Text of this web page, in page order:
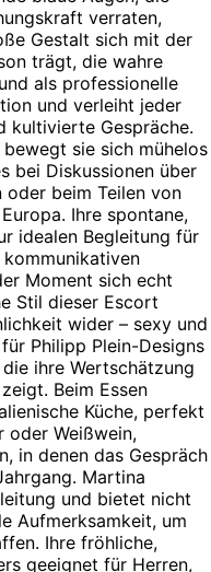
verraten,
Gestalt sich mit der
trägt, die wahre
als professionelle
und verleiht jeder
kultivierte Gespräche.
sie sich mühelos
bei Diskussionen über
oder beim Teilen von
Ihre spontane,
idealen Begleitung für
Moment sich echt
Stil dieser Escort
wider – sexy und
Philipp Plein-Designs
ihre Wertschätzung
Beim Essen
Küche, perfekt
oder Weißwein,
in denen das Gespräch
Martina
und bietet nicht
Aufmerksamkeit, um
Ihre fröhliche,
geeignet für Herren,